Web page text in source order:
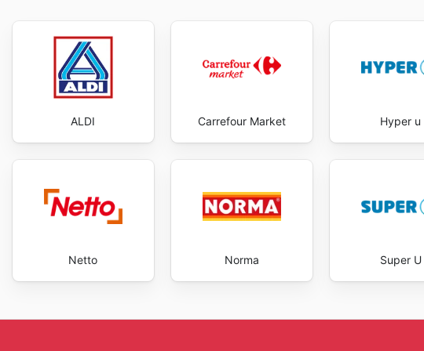
ALDI Carrefour Market Hyper u
Netto Norma Super U